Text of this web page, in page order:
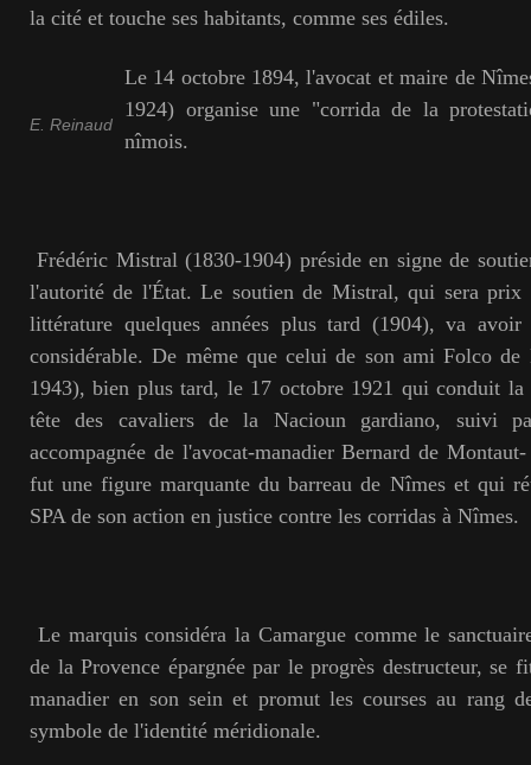
la cité et touche ses habitants, comme ses édiles.
E. Reinaud
Le 14 octobre 1894, l'avocat et maire de
1924) organise une "corrida de la
nîmois.
Frédéric Mistral (1830-1904) préside en signe de
l'autorité de l'État. Le soutien de Mistral, qui sera prix
littérature quelques années plus tard (1904), va
considérable. De même que celui de son ami Folco de
1943), bien plus tard, le 17 octobre 1921 qui conduit
tête des cavaliers de la Nacioun gardiano, suivi
accompagnée de l'avocat-manadier Bernard de
fut une figure marquante du barreau de Nîmes et qui
SPA de son action en justice contre les corridas à Nîmes.
Le marquis considéra la Camargue comme le
de la Provence épargnée par le progrès destructeur, se
manadier en son sein et promut les courses au rang
symbole de l'identité méridionale.